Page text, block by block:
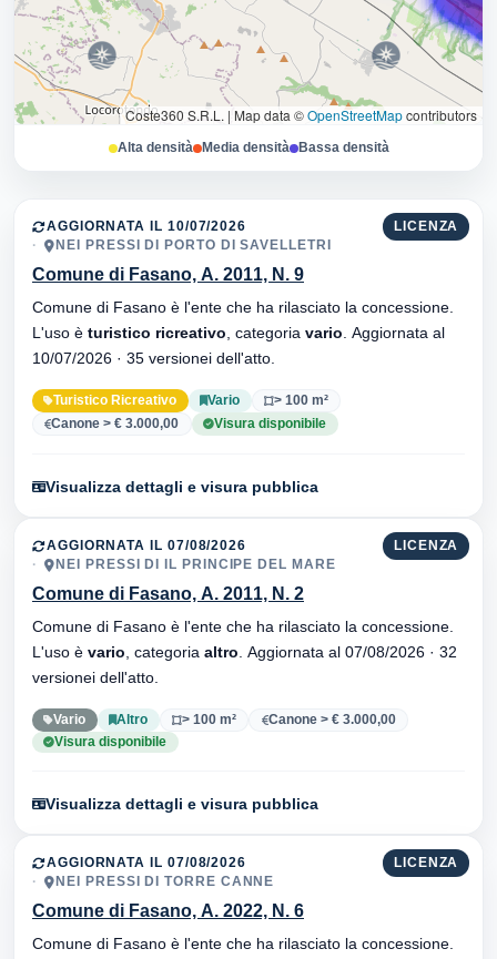
Coste360 S.R.L. | Map data ©OpenStreetMapcontributors
Alta densità Media densità Bassa densità
LICENZA
AGGIORNATA IL 10/07/2026
NEI PRESSI DI PORTO DI SAVELLETRI
Comune di Fasano, A. 2011, N. 9
Comune di Fasano è l'ente che ha rilasciato la concessione.
L'uso è turistico ricreativo , categoria vario
10/07/2026 · 35 versionei dell'atto.
Turistico Ricreativo Vario
> 100 m²
Canone > € 3.000,00
Visura disponibile
Visualizza dettagli e visura pubblica
LICENZA
AGGIORNATA IL 07/08/2026
NEI PRESSI DI IL PRINCIPE DEL MARE
Comune di Fasano, A. 2011, N. 2
Comune di Fasano è l'ente che ha rilasciato la concessione.
L'uso è vario , categoria altro
versionei dell'atto.
Vario Altro > 100 m²
Canone > € 3.000,00
Visura disponibile
Visualizza dettagli e visura pubblica
LICENZA
AGGIORNATA IL 07/08/2026
NEI PRESSI DI TORRE CANNE
Comune di Fasano, A. 2022, N. 6
Comune di Fasano è l'ente che ha rilasciato la concessione.